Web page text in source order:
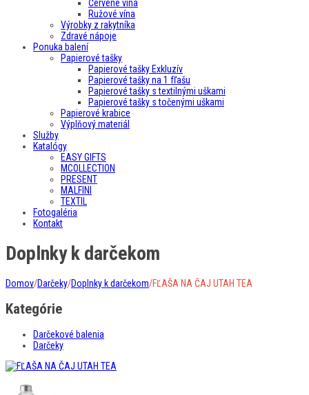
Červené vína
Ružové vína
Výrobky z rakytníka
Zdravé nápoje
Ponuka balení
Papierové tašky
Papierové tašky Exkluzív
Papierové tašky na 1 fľašu
Papierové tašky s textilnými uškami
Papierové tašky s točenými uškami
Papierové krabice
Výplňový materiál
Služby
Katalógy
EASY GIFTS
MCOLLECTION
PRESENT
MALFINI
TEXTIL
Fotogaléria
Kontakt
Doplnky k darčekom
Domov/Darčeky/Doplnky k darčekom/FĽAŠA NA ČAJ UTAH TEA
Kategórie
Darčekové balenia
Darčeky